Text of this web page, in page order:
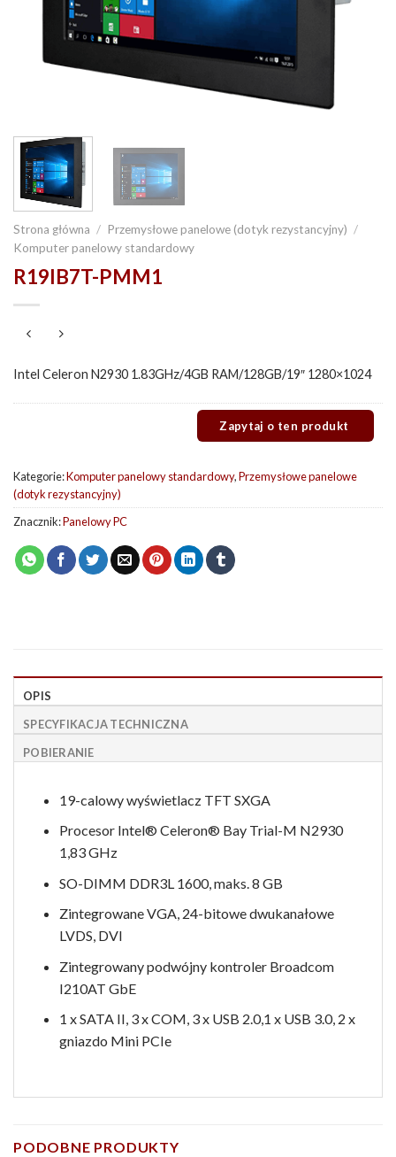
Strona główna / Przemysłowe panelowe (dotyk rezystancyjny) /
Komputer panelowy standardowy
R19IB7T-PMM1
Intel Celeron N2930 1.83GHz/4GB RAM/128GB/19″ 1280×1024
Kategorie:Komputer panelowy standardowy,Przemysłowe panelowe
(dotyk rezystancyjny)
Znacznik:Panelowy PC
OPIS
SPECYFIKACJA TECHNICZNA
POBIERANIE
19-calowy wyświetlacz TFT SXGA
Procesor Intel® Celeron® Bay Trial-M N2930
1,83 GHz
SO-DIMM DDR3L 1600, maks. 8 GB
Zintegrowane VGA, 24-bitowe dwukanałowe
LVDS, DVI
Zintegrowany podwójny kontroler Broadcom
I210AT GbE
1 x SATA II, 3 x COM, 3 x USB 2.0,1 x USB 3.0, 2 x
gniazdo Mini PCIe
PODOBNE PRODUKTY